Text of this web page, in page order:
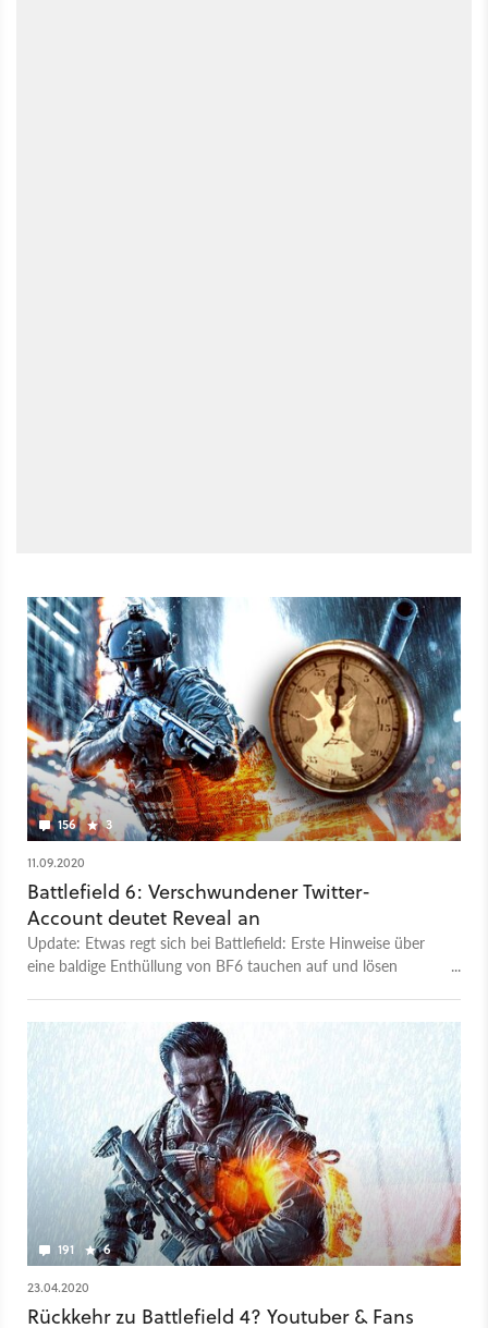
156 3
11.09.2020
Battlefield 6: Verschwundener Twitter-
Account deutet Reveal an
Update: Etwas regt sich bei Battlefield: Erste Hinweise über
eine baldige Enthüllung von BF6 tauchen auf und lösen
191 6
23.04.2020
Rückkehr zu Battlefield 4? Youtuber & Fans